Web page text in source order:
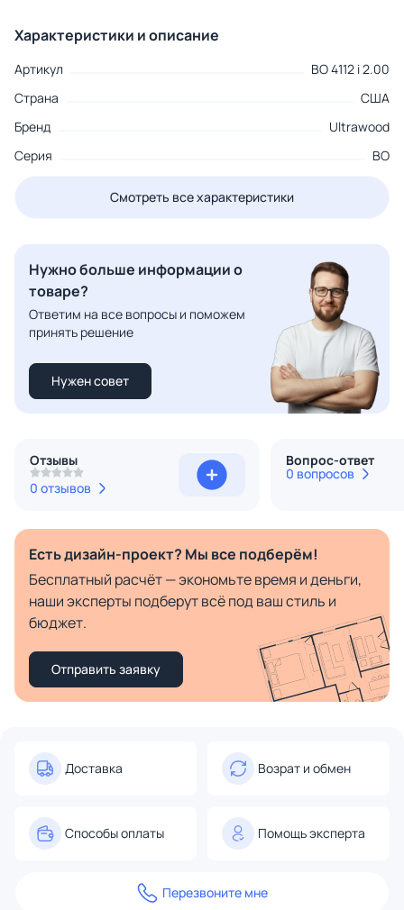
Характеристики и описание
Артикул
BO 4112 i 2.00
Страна
США
Бренд
Ultrawood
Серия
BO
Смотреть все характеристики
Нужно больше информации о
товаре?
Ответим на все вопросы и поможем
принять решение
Нужен совет
Отзывы
0 отзывов
Вопрос-ответ
0 вопросов
Есть дизайн-проект? Мы все подберём!
Бесплатный расчёт — экономьте время и деньги,
наши эксперты подберут всё под ваш стиль и
бюджет.
Отправить заявку
Доставка Возрат и обмен
Способы оплаты Помощь эксперта
Перезвоните мне